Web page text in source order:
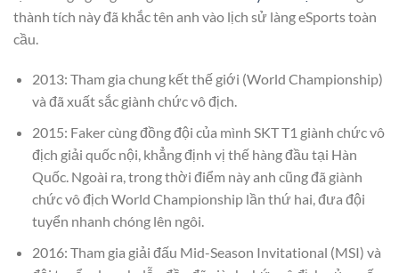
thành tích này đã khắc tên anh vào lịch sử làng eSports toàn
cầu.
2013: Tham gia chung kết thế giới (World Championship)
và đã xuất sắc giành chức vô địch.
2015: Faker cùng đồng đội của mình SKT T1 giành chức vô
địch giải quốc nội, khẳng định vị thế hàng đầu tại Hàn
Quốc. Ngoài ra, trong thời điểm này anh cũng đã giành
chức vô địch World Championship lần thứ hai, đưa đội
tuyển nhanh chóng lên ngôi.
2016: Tham gia giải đấu Mid-Season Invitational (MSI) và